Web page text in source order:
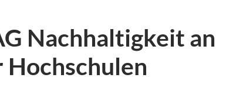
Nachhaltigkeit an